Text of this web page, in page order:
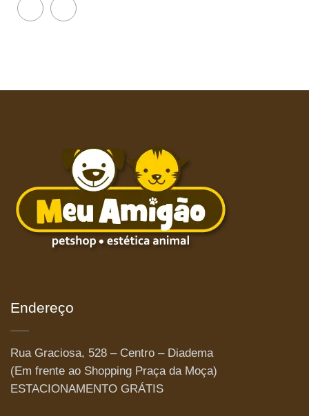
Endereço
Rua Graciosa, 528 – Centro – Diadema
(Em frente ao Shopping Praça da Moça)
ESTACIONAMENTO GRÁTIS